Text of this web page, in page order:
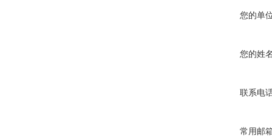
您的单
您的姓
联系电
常用邮